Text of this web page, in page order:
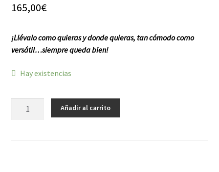
165,00€
¡Llévalo como quieras y donde quieras, tan cómodo como
versátil…siempre queda bien!
Hay existencias
Añadir al carrito